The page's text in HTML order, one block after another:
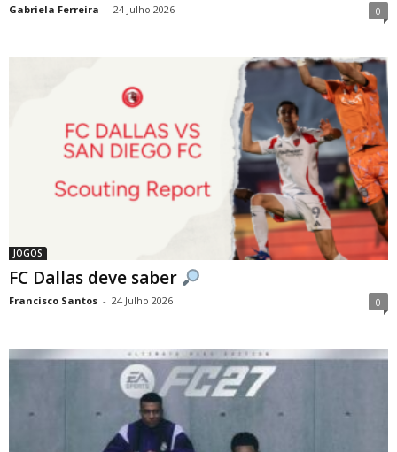
Gabriela Ferreira - 24 Julho 2026 0
JOGOS
FC Dallas deve saber
Francisco Santos - 24 Julho 2026 0